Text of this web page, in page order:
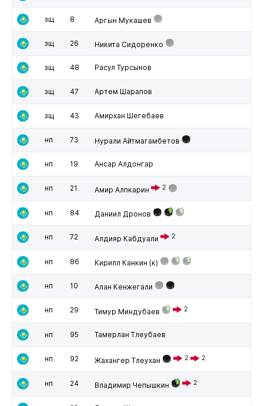
зщ 8 Аргын Мукашев
зщ 26 Никита Сидоренко
зщ 48 Расул Турсынов
зщ 47 Артем Шарапов
зщ 43 Амирхан Шегебаев
нп 73 Нурали Айтмагамбетов
нп 19 Ансар Алдонгар
нп 21 Амир Алпкарин 2
нп 84 Даниил Дронов
нп 72 Алдияр Кабдуали 2
нп 86 Кирилл Канкин (к)
нп 10 Алан Кенжегали
нп 29 Тимур Миндубаев 2
нп 95 Тамерлан Тлеубаев
нп 92 Жахангер Тлеухан 2 2
нп 24 Владимир Чепышкин 2